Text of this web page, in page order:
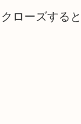
ローズすると